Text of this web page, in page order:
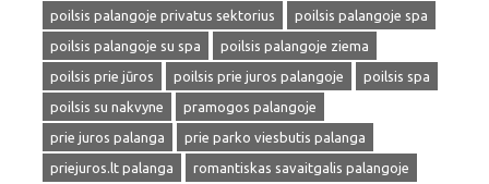
poilsis palangoje privatus sektorius
poilsis palangoje spa
poilsis palangoje su spa
poilsis palangoje ziema
poilsis prie jūros
poilsis prie juros palangoje
poilsis spa
poilsis su nakvyne
pramogos palangoje
prie juros palanga
prie parko viesbutis palanga
priejuros.lt palanga
romantiskas savaitgalis palangoje